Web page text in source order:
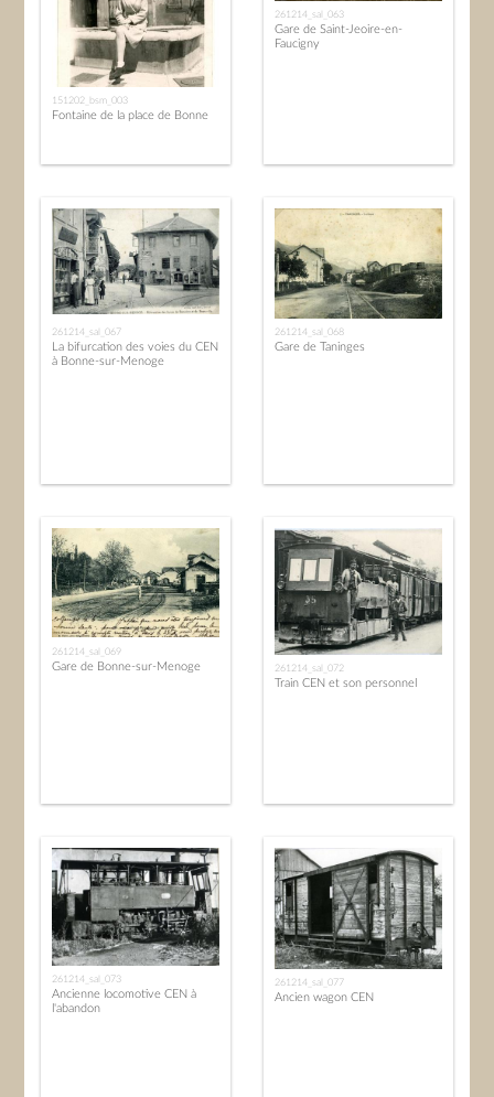
151202_bsm_003
Fontaine de la place de Bonne
261214_sal_063
Gare de Saint-Jeoire-en-
Faucigny
261214_sal_067
La bifurcation des voies du CEN
à Bonne-sur-Menoge
261214_sal_068
Gare de Taninges
261214_sal_069
Gare de Bonne-sur-Menoge 261214_sal_072
Train CEN et son personnel
261214_sal_073
Ancienne locomotive CEN à
l'abandon
261214_sal_077
Ancien wagon CEN